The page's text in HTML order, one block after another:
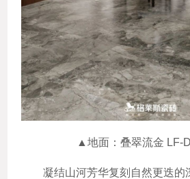
▲地面：叠翠流金 LF-
凝结山河芳华复刻自然更迭的